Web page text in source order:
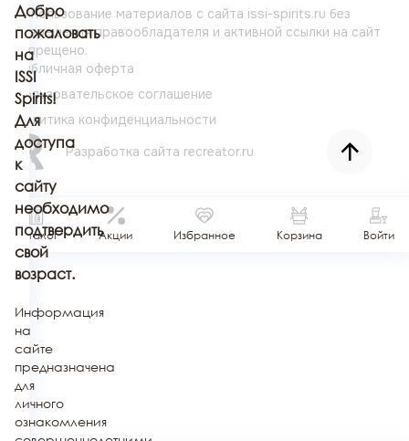
Использование материалов с сайта issi-spirits.ru без
разрешенияправообладателя и активной ссылки на сайт
запрещено.
Публичная оферта
Пользовательское соглашение
Политика конфиденциальности
Разработка сайта recreator.ru
Каталог Акции Избранное Корзина Войти
Добро
пожаловать
на
ISSI
Spirits!
Для
доступа
к
сайту
необходимо
подтвердить
свой
возраст.
Информация
на
сайте
предназначена
для
личного
ознакомления